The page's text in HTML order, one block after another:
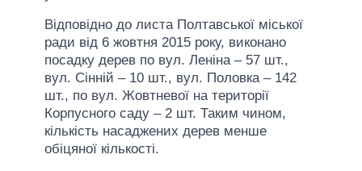
Відповідно до листа Полтавської міської
ради від 6 жовтня 2015 року, виконано
посадку дерев по вул. Леніна – 57 шт.,
вул. Сінній – 10 шт., вул. Половка – 142
шт., по вул. Жовтневої на території
Корпусного саду – 2 шт. Таким чином,
кількість насаджених дерев менше
обіцяної кількості.